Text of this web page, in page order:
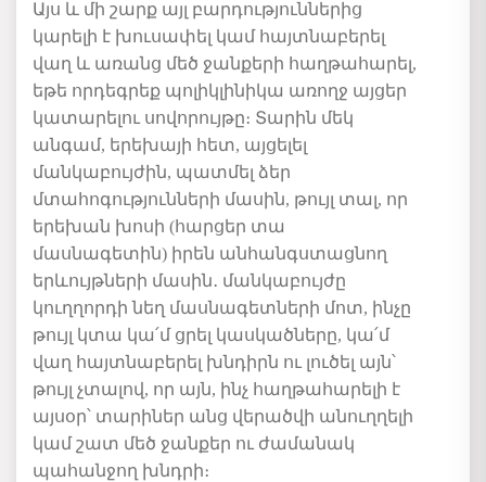
Այս և մի շարք այլ բարդություններից
կարելի է խուսափել կամ հայտնաբերել
վաղ և առանց մեծ ջանքերի հաղթահարել,
եթե որդեգրեք պոլիկլինիկա առողջ այցեր
կատարելու սովորույթը։ Տարին մեկ
անգամ, երեխայի հետ, այցելել
մանկաբույժին, պատմել ձեր
մտահոգությունների մասին, թույլ տալ, որ
երեխան խոսի (հարցեր տա
մասնագետին) իրեն անհանգստացնող
երևույթների մասին․ մանկաբույժը
կուղղորդի նեղ մասնագետների մոտ, ինչը
թույլ կտա կա՛մ ցրել կասկածները, կա՛մ
վաղ հայտնաբերել խնդիրն ու լուծել այն՝
թույլ չտալով, որ այն, ինչ հաղթահարելի է
այսօր՝ տարիներ անց վերածվի անուղղելի
կամ շատ մեծ ջանքեր ու ժամանակ
պահանջող խնդրի։